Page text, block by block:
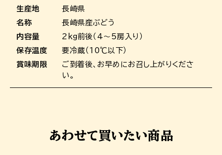
生産地
長崎県
名称
長崎県産ぶどう
内容量
2kg前後（4～5房入り）
保存温度
要冷蔵（10℃以下）
賞味期限
ご到着後、お早めにお召し上がりくださ
い。
あわせて買いたい商品